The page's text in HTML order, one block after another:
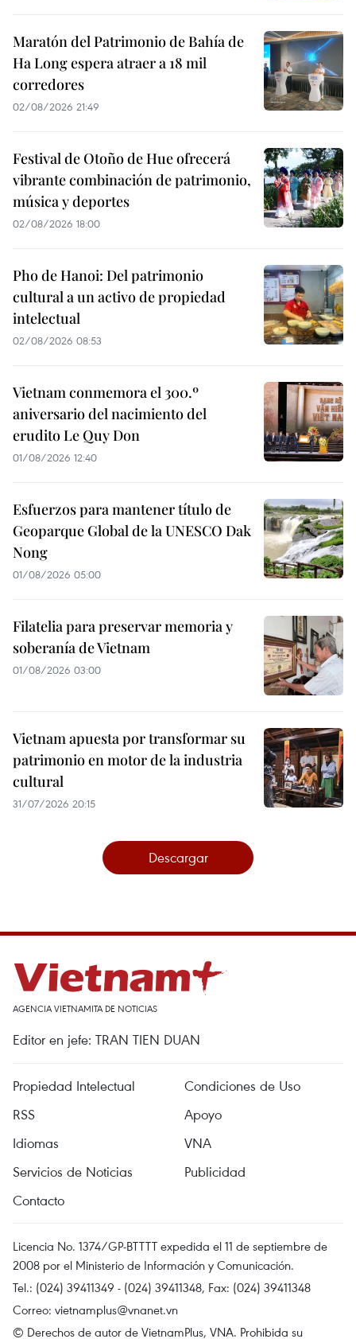
Maratón del Patrimonio de Bahía de
Ha Long espera atraer a 18 mil
corredores
02/08/2026 21:49
Festival de Otoño de Hue ofrecerá
vibrante combinación de patrimonio,
música y deportes
02/08/2026 18:00
Pho de Hanoi: Del patrimonio
cultural a un activo de propiedad
intelectual
02/08/2026 08:53
Vietnam conmemora el 300.º
aniversario del nacimiento del
erudito Le Quy Don
01/08/2026 12:40
Esfuerzos para mantener título de
Geoparque Global de la UNESCO Dak
Nong
01/08/2026 05:00
Filatelia para preservar memoria y
soberanía de Vietnam
01/08/2026 03:00
Vietnam apuesta por transformar su
patrimonio en motor de la industria
cultural
31/07/2026 20:15
Descargar
AGENCIA VIETNAMITA DE NOTICIAS
Editor en jefe: TRAN TIEN DUAN
Propiedad Intelectual
Condiciones de Uso
RSS
Apoyo
Idiomas
VNA
Servicios de Noticias
Publicidad
Contacto
Licencia No. 1374/GP-BTTTT expedida el 11 de septiembre de
2008 por el Ministerio de Información y Comunicación.
Tel.: (024) 39411349 - (024) 39411348, Fax: (024) 39411348
Correo: vietnamplus@vnanet.vn
© Derechos de autor de VietnamPlus, VNA. Prohibida su